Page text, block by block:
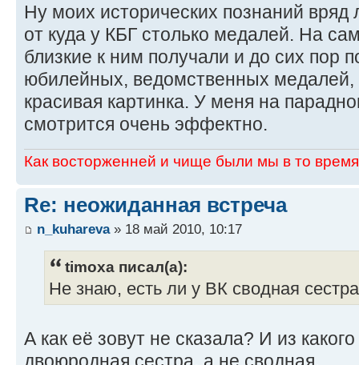
Ну моих исторических познаний вряд
от куда у КБГ столько медалей. На
близкие к ним получали и до сих пор
юбилейных, ведомственных медалей,
красивая картинка. У меня на
смотрится очень эффектно.
Как восторженней и чище были мы в то
Re: неожиданная встреча
n_kuhareva» 18 май 2010, 10:17
timoxa писал(а):
Не знаю, есть ли у ВК сводная
А как её зовут не сказала? И из